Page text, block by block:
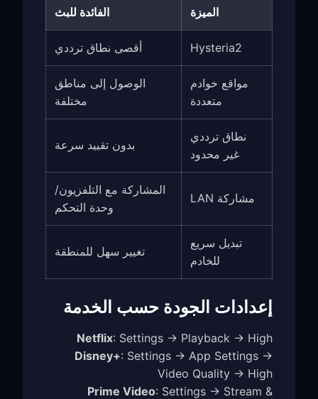
الميزة الفائدة للبث
Hysteria2 أقصى نطاق ترددي
مواقع خوادم
متعددة
الوصول إلى مناطق
مختلفة
نطاق ترددي
غير محدود
بدون تقييد سرعة
مشاركة LAN
المشاركة مع التلفزيون/
وحدة التحكم
تبديل سريع
للخادم
تغيير سهل للمنطقة
إعدادات الجودة حسب الخدمة
Netflix: Settings → Playback → High
Disney+: Settings → App Settings →
Video Quality → High
Prime Video: Settings → Stream &